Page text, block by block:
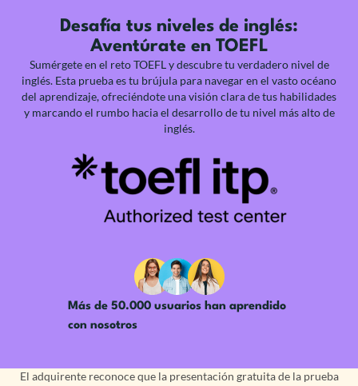
Desafía tus niveles de inglés:
Aventúrate en TOEFL
Sumérgete en el reto TOEFL y descubre tu verdadero nivel de
inglés. Esta prueba es tu brújula para navegar en el vasto océano
del aprendizaje, ofreciéndote una visión clara de tus habilidades
y marcando el rumbo hacia el desarrollo de tu nivel más alto de
inglés.
Más de 50.000 usuarios han aprendido
con nosotros
El adquirente reconoce que la presentación gratuita de la prueba